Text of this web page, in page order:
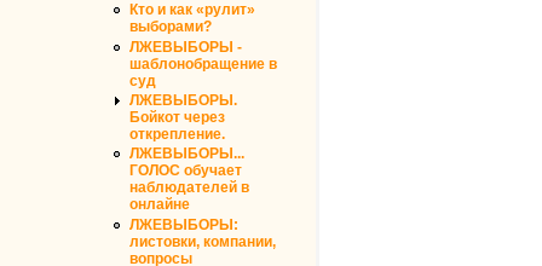
Кто и как «рулит»
выборами?
ЛЖЕВЫБОРЫ -
шаблонобращение в
суд
ЛЖЕВЫБОРЫ.
Бойкот через
открепление.
ЛЖЕВЫБОРЫ...
ГОЛОС обучает
наблюдателей в
онлайне
ЛЖЕВЫБОРЫ:
листовки, компании,
вопросы